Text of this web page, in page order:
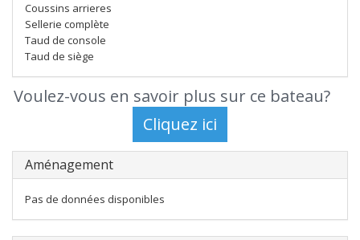
Coussins arrieres
Sellerie complète
Taud de console
Taud de siège
Voulez-vous en savoir plus sur ce bateau?
Aménagement
Pas de données disponibles